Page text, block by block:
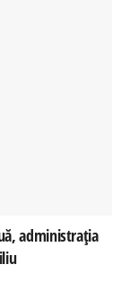
administrația